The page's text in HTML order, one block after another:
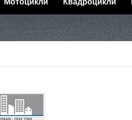
Мотоцикли Квадроцикли